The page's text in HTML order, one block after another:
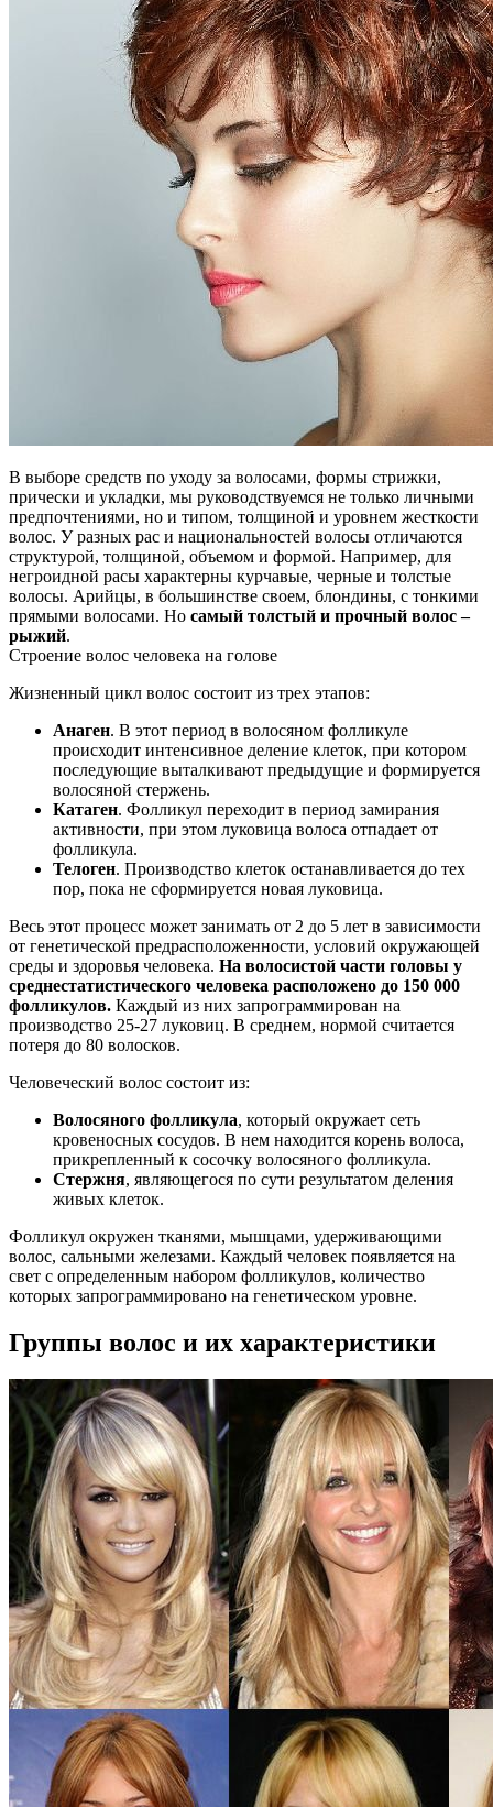
В выборе средств по уходу за волосами, формы стрижки,
прически и укладки, мы руководствуемся не только личными
предпочтениями, но и типом, толщиной и уровнем жесткости
волос. У разных рас и национальностей волосы отличаются
структурой, толщиной, объемом и формой. Например, для
негроидной расы характерны курчавые, черные и толстые
волосы. Арийцы, в большинстве своем, блондины, с тонкими
прямыми волосами. Но самый толстый и прочный волос –
рыжий.
Строение волос человека на голове
Жизненный цикл волос состоит из трех этапов:
Анаген. В этот период в волосяном фолликуле
происходит интенсивное деление клеток, при котором
последующие выталкивают предыдущие и формируется
волосяной стержень.
Катаген. Фолликул переходит в период замирания
активности, при этом луковица волоса отпадает от
фолликула.
Телоген. Производство клеток останавливается до тех
пор, пока не сформируется новая луковица.
Весь этот процесс может занимать от 2 до 5 лет в зависимости
от генетической предрасположенности, условий окружающей
среды и здоровья человека. На волосистой части головы у
среднестатистического человека расположено до 150 000
фолликулов. Каждый из них запрограммирован на
производство 25-27 луковиц. В среднем, нормой считается
потеря до 80 волосков.
Человеческий волос состоит из:
Волосяного фолликула, который окружает сеть
кровеносных сосудов. В нем находится корень волоса,
прикрепленный к сосочку волосяного фолликула.
Стержня, являющегося по сути результатом деления
живых клеток.
Фолликул окружен тканями, мышцами, удерживающими
волос, сальными железами. Каждый человек появляется на
свет с определенным набором фолликулов, количество
которых запрограммировано на генетическом уровне.
Группы волос и их характеристики